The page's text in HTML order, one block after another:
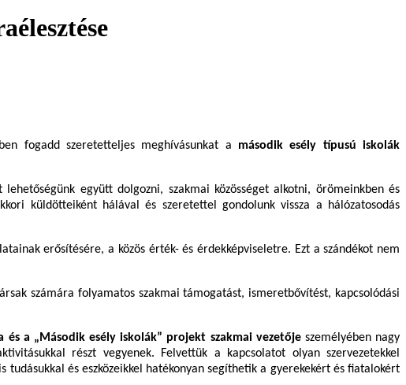
fogadd szeretetteljes meghívásunkat a második esély típusú iskolák
együtt dolgozni, szakmai közösséget alkotni, örömeinkben és
küldötteiként hálával és szeretettel gondolunk vissza a hálózatosodás
erősítésére, a közös érték- és érdekképviseletre. Ezt a szándékot nem
számára folyamatos szakmai támogatást, ismeretbővítést, kapcsolódási
a „Második esély iskolák” projekt szakmai vezetőjeszemélyében nagy
részt vegyenek. Felvettük a kapcsolatot olyan szervezetekkel
és eszközeikkel hatékonyan segíthetik a gyerekekért és fiatalokért